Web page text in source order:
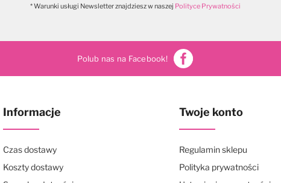
* Warunki usługi Newsletter znajdziesz w naszej Polityce Prywatności
Polub nas na Facebook!
Informacje
Czas dostawy
Koszty dostawy
Twoje konto
Regulamin sklepu
Polityka prywatności